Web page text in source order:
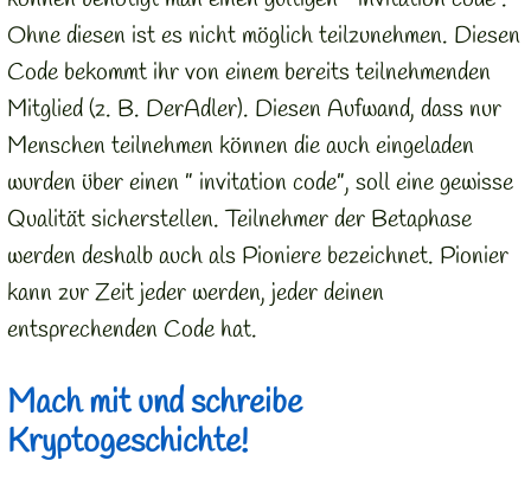
Ohne diesen ist es nicht möglich teilzunehmen. Diesen
Code bekommt ihr von einem bereits teilnehmenden
Mitglied (z. B. DerAdler). Diesen Aufwand, dass nur
Menschen teilnehmen können die auch eingeladen
wurden über einen ” invitation code”, soll eine gewisse
Qualität sicherstellen. Teilnehmer der Betaphase
werden deshalb auch als Pioniere bezeichnet. Pionier
kann zur Zeit jeder werden, jeder deinen
entsprechenden Code hat.
Mach mit und schreibe
Kryptogeschichte!